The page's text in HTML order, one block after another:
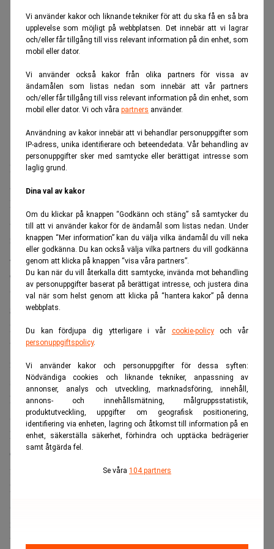
Vi använder kakor och liknande tekniker för att du ska få en så bra
upplevelse som möjligt på webbplatsen. Det innebär att vi lagrar
och/eller får tillgång till viss relevant information på din enhet, som
mobil eller dator.
Vi använder också kakor från olika partners för vissa av
ändamålen som listas nedan som innebär att vår partners
och/eller får tillgång till viss relevant information på din enhet, som
mobil eller dator. Vi och våra partners använder.
Användning av kakor innebär att vi behandlar personuppgifter som
IP-adress, unika identifierare och beteendedata. Vår behandling av
personuppgifter sker med samtycke eller berättigat intresse som
laglig grund.
Dina val av kakor
Om du klickar på knappen “Godkänn och stäng” så samtycker du
till att vi använder kakor för de ändamål som listas nedan. Under
knappen “Mer information” kan du välja vilka ändamål du vill neka
eller godkänna. Du kan också välja vilka partners du vill godkänna
genom att klicka på knappen “visa våra partners”.
Du kan när du vill återkalla ditt samtycke, invända mot behandling
av personuppgifter baserat på berättigat intresse, och justera dina
val när som helst genom att klicka på “hantera kakor” på denna
webbplats.
Du kan fördjupa dig ytterligare i vår cookie-policyoch vår
personuppgiftspolicy.
Vi använder kakor och personuppgifter för dessa syften:
Nödvändiga cookies och liknande tekniker, anpassning av
annonser, analys och utveckling, marknadsföring, innehåll,
annons- och innehållsmätning, målgruppsstatistik,
produktutveckling, uppgifter om geografisk positionering,
identifiering via enheten, lagring och åtkomst till information på en
enhet, säkerställa säkerhet, förhindra och upptäcka bedrägerier
samt åtgärda fel.
Se våra 104 partners
De amerikanska storbankerna väntas redovisa ett starkt
andra kvartal när rapportsäsongen inleds på tisdagen.
Höga intäkter från investment banking och en
återhämtning inom företagsutlåning väntas bidra till
resultatlyftet.
JPMorgan Chase, Bank of America, Citigroup, Wells Fargo
och Goldman Sachs presenterar sina kvartalsrapporter på
tisdagen, medan Morgan Stanley följer dagen därpå.
Svängningar kan ge vinst
Enligt analytiker väntas intäkterna från investment
banking öka med 26 procent jämfört med samma period i
fjol. Intäkterna från aktie- och räntehandel bedöms
samtidigt stiga med 14 procent, skriverCNBC.
En viktig förklaring är den rekordstora börsnoteringen av
SpaceX i juni.
Framför allt Goldman Sachs och Morgan Stanley väntas ha
dragit nytta av affären genom rådgivningsarvoden,
finansieringsuppdrag och intäkter kopplade till den
kraftigt övertecknade noteringen.
marknaderna, bland annat till följd av konflikten mellan
USA och Iran, lett till större prisrörelser i aktier,